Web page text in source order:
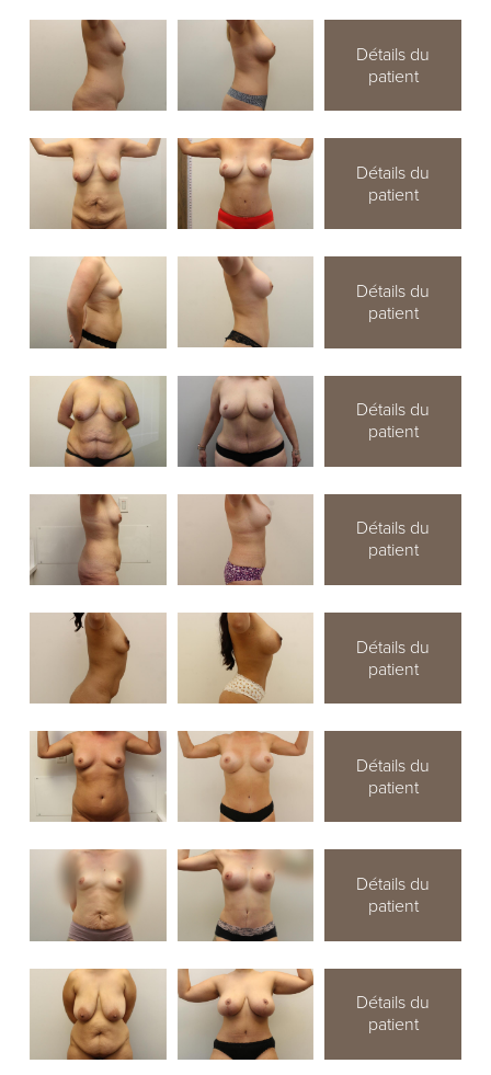
Détails du
patient
Détails du
patient
Détails du
patient
Détails du
patient
Détails du
patient
Détails du
patient
Détails du
patient
Détails du
patient
Détails du
patient